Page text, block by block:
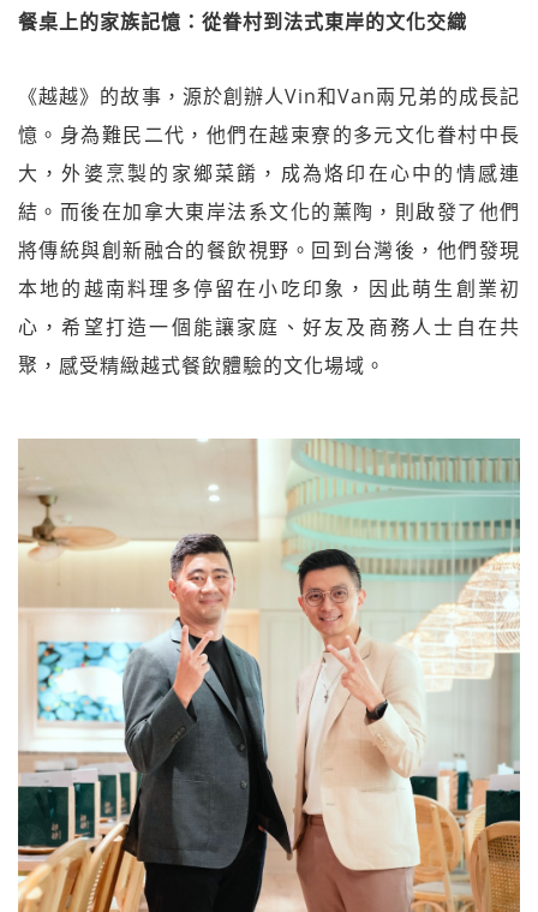
餐桌上的家族記憶：從眷村到法式東岸的文化交織
《越越》的故事，源於創辦人Vin和Van兩兄弟的成長記
憶。身為難民二代，他們在越柬寮的多元文化眷村中長
大，外婆烹製的家鄉菜餚，成為烙印在心中的情感連
結。而後在加拿大東岸法系文化的薰陶，則啟發了他們
將傳統與創新融合的餐飲視野。回到台灣後，他們發現
本地的越南料理多停留在小吃印象，因此萌生創業初
心，希望打造一個能讓家庭、好友及商務人士自在共
聚，感受精緻越式餐飲體驗的文化場域。